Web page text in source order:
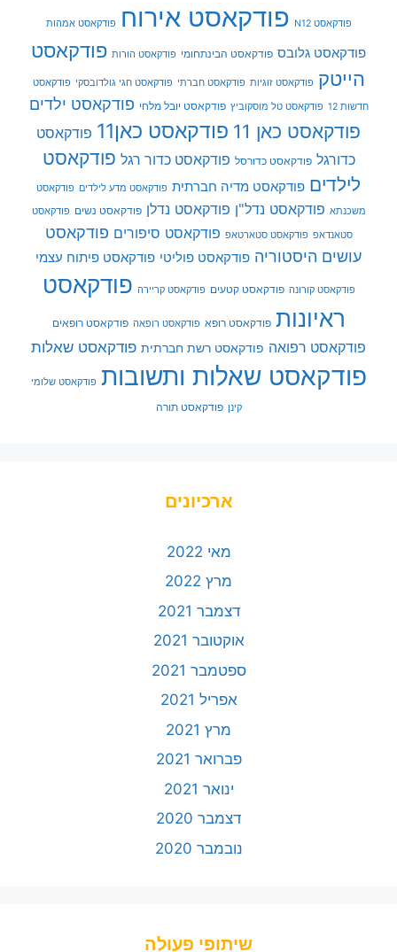
פודקאסט N12 פודקאסט אירוח פודקאסט אמהות
פודקאסט גלובס פודקאסט הבינתחומי פודקאסט הורות פודקאסט
הייטק פודקאסט זוגיות פודקאסט חברתי פודקאסט חגי גולדובסקי פודקאסט
חדשות 12 פודקאסט טל מוסקוביץ פודקאסט יובל מלחי פודקאסט ילדים
פודקאסט כאן 11 פודקאסט כאן11
פודקאסט
כדורגל פודקאסט כדורסל פודקאסט כדור רגל פודקאסט
לילדים פודקאסט מדיה חברתית פודקאסט מדע לילדים פודקאסט
משכנתא פודקאסט נדל"ן פודקאסט נדלן פודקאסט נשים פודקאסט
סטאנדאפ פודקאסט סטארטאפ פודקאסט סיפורים פודקאסט
עושים היסטוריה פודקאסט פוליטי פודקאסט פיתוח עצמי
פודקאסט קורונה פודקאסט קטעים פודקאסט קריירה פודקאסט
ראיונות פודקאסט רופא פודקאסט רופאה פודקאסט רופאים
פודקאסט רפואה פודקאסט רשת חברתית פודקאסט שאלות
פודקאסט שאלות ותשובות פודקאסט שלומי
קינן פודקאסט תורה
ארכיונים
מאי 2022
מרץ 2022
דצמבר 2021
אוקטובר 2021
ספטמבר 2021
אפריל 2021
מרץ 2021
פברואר 2021
ינואר 2021
דצמבר 2020
נובמבר 2020
שיתופי פעולה